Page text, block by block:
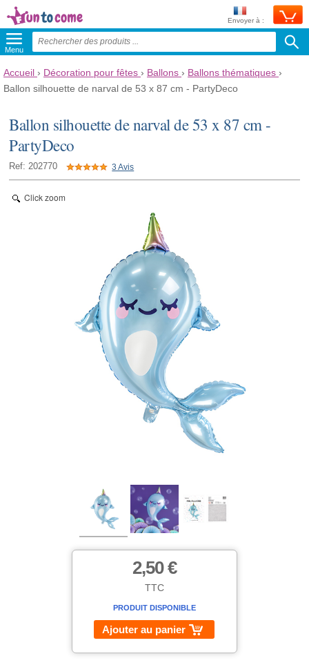
Envoyer à :
Menu
Accueil › Décoration pour fêtes › Ballons › Ballons thématiques ›
Ballon silhouette de narval de 53 x 87 cm - PartyDeco
Ballon silhouette de narval de 53 x 87 cm -
PartyDeco
Ref: 202770 3 Avis
Click zoom
2,50 €
TTC
PRODUIT DISPONIBLE
Ajouter au panier